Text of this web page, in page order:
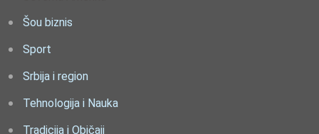
Šou biznis
Sport
Srbija i region
Tehnologija i Nauka
Tradicija i Običaji